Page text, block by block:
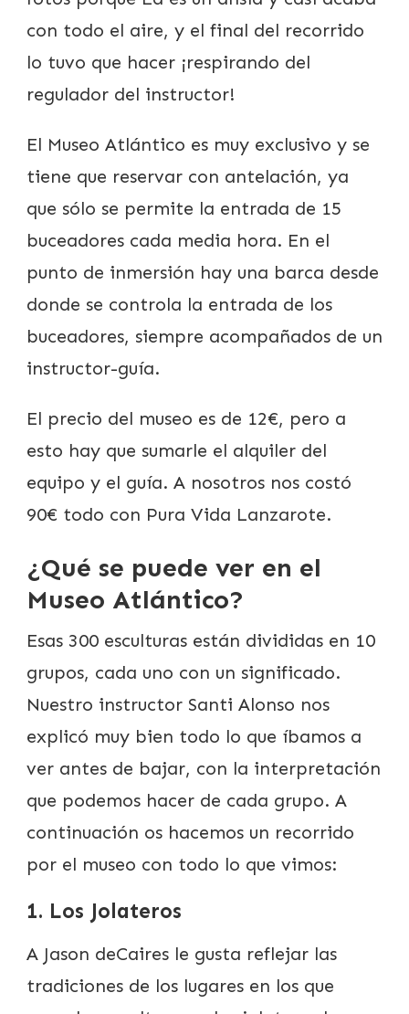
con todo el aire, y el final del recorrido
lo tuvo que hacer ¡respirando del
regulador del instructor!
El Museo Atlántico es muy exclusivo y se
tiene que reservar con antelación, ya
que sólo se permite la entrada de 15
buceadores cada media hora. En el
punto de inmersión hay una barca desde
donde se controla la entrada de los
buceadores, siempre acompañados de un
instructor-guía.
El precio del museo es de 12€, pero a
esto hay que sumarle el alquiler del
equipo y el guía. A nosotros nos costó
90€ todo con Pura Vida Lanzarote.
¿Qué se puede ver en el
Museo Atlántico?
Esas 300 esculturas están divididas en 10
grupos, cada uno con un significado.
Nuestro instructor Santi Alonso nos
explicó muy bien todo lo que íbamos a
ver antes de bajar, con la interpretación
que podemos hacer de cada grupo. A
continuación os hacemos un recorrido
por el museo con todo lo que vimos:
1. Los Jolateros
A Jason deCaires le gusta reflejar las
tradiciones de los lugares en los que